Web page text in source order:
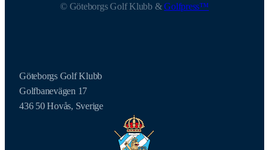
© Göteborgs Golf Klubb &Golfpress™
Göteborgs Golf Klubb
Golfbanevägen 17
436 50 Hovås, Sverige